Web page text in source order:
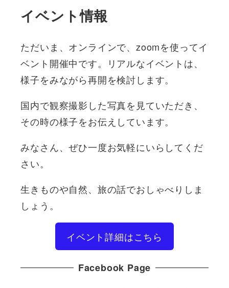
イベント情報
ただいま、オンラインで、zoomを使ってイ
ベント開催中です。リアルなイベントは、
様子をみながら再開を検討します。
国内で観察撮影した写真を見ていただき、
その時の様子をお伝えしています。
みなさん、ぜひ一度お気軽にいらしてくだ
さい。
生きものや自然、旅の話でおしゃべりしま
しょう。
イベント詳細はこちら
Facebook Page